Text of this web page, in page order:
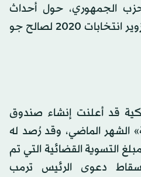
الجمهوري، حول أحداث
السادس من يناير ورواية تزوير انتخابات 2020 لصالح جو
قد أعلنت إنشاء صندوق
الشهر الماضي، وقد رُصد له
مبلغ التسوية القضائية التي تم
دعوى الرئيس ترمب